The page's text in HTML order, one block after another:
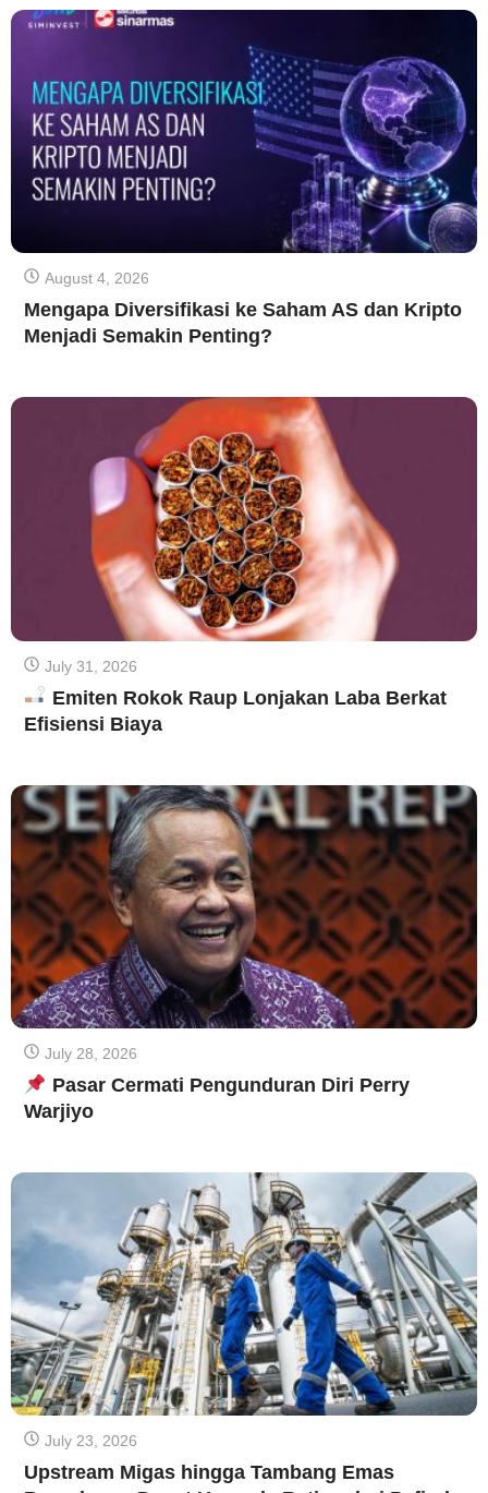
August 4, 2026
Mengapa Diversifikasi ke Saham AS dan Kripto
Menjadi Semakin Penting?
July 31, 2026
Emiten Rokok Raup Lonjakan Laba Berkat
Efisiensi Biaya
July 28, 2026
Pasar Cermati Pengunduran Diri Perry
Warjiyo
July 23, 2026
Upstream Migas hingga Tambang Emas